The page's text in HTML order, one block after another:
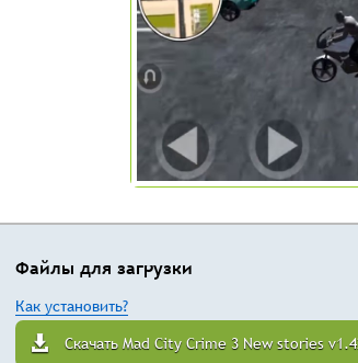
Файлы для загрузки
Как установить?
Скачать Mad City Crime 3 New stories